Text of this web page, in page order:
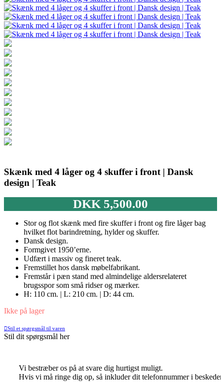
Skænk med 4 låger og 4 skuffer i front | Dansk
design | Teak
DKK5,500.00
Stor og flot skænk med fire skuffer i front og fire låger bag
hvilket flot barindretning, hylder og skuffer.
Dansk design.
Formgivet 1950’erne.
Udfært i massiv og fineret teak.
Fremstillet hos dansk møbelfabrikant.
Fremstår i pæn stand med almindelige aldersrelateret
brugsspor som små ridser og mærker.
H: 110 cm. | L: 210 cm. | D: 44 cm.
Ikke på lager
Stil et spørgsmål til varen
Stil dit spørgsmål her
Vi bestræber os på at svare dig hurtigst muligt.
Hvis vi må ringe dig op, så inkluder dit telefonnummer i